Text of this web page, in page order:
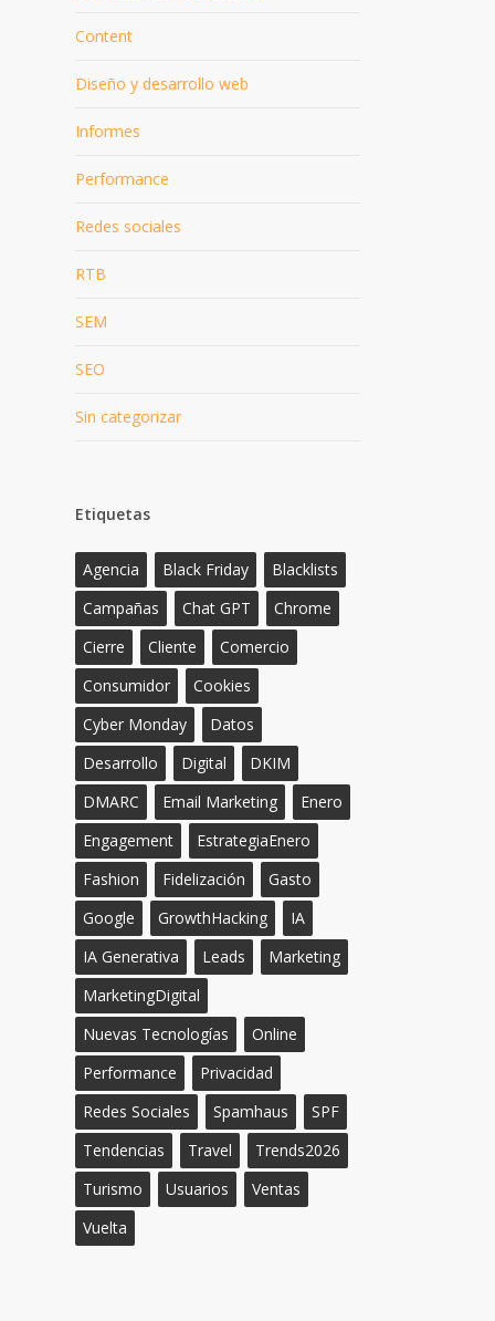
Content
Diseño y desarrollo web
Informes
Performance
Redes sociales
RTB
SEM
SEO
Sin categorizar
Etiquetas
Agencia Black Friday
Blacklists
Campañas
Chat GPT
Chrome
Cierre
Cliente
Comercio
Consumidor
Cookies
Cyber Monday
Datos
Desarrollo
Digital
DKIM
DMARC
Email Marketing
Enero
Engagement
EstrategiaEnero
Fashion
Fidelización
Gasto
Google
GrowthHacking
IA
IA Generativa
Leads
Marketing
MarketingDigital
Nuevas Tecnologías
Online
Performance
Privacidad
Redes Sociales
Spamhaus
SPF
Tendencias
Travel
Trends2026
Turismo
Usuarios
Ventas
Vuelta